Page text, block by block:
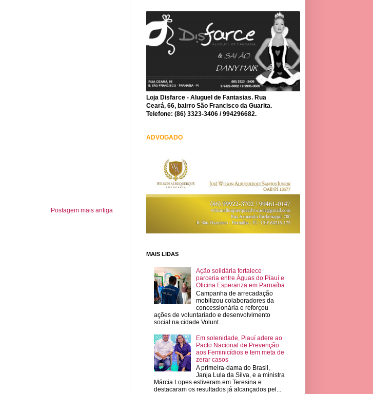
Postagem mais antiga
Loja Disfarce - Aluguel de Fantasias. Rua
Ceará, 66, bairro São Francisco da Guarita.
Telefone: (86) 3323-3406 / 994296682.
ADVOGADO
MAIS LIDAS
Ação solidária fortalece
parceria entre Águas do Piauí e
Oficina Esperanza em Parnaíba
Campanha de arrecadação
mobilizou colaboradores da
concessionária e reforçou
ações de voluntariado e desenvolvimento
social na cidade Volunt...
Em solenidade, Piauí adere ao
Pacto Nacional de Prevenção
aos Feminicídios e tem meta de
zerar casos
A primeira-dama do Brasil,
Janja Lula da Silva, e a ministra
Márcia Lopes estiveram em Teresina e
destacaram os resultados já alcançados pel...